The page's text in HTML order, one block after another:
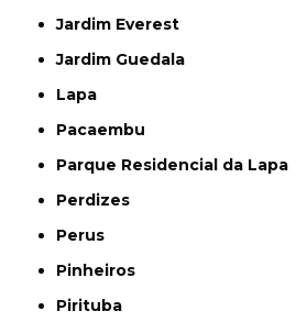
Jardim Everest
Jardim Guedala
Lapa
Pacaembu
Parque Residencial da Lapa
Perdizes
Perus
Pinheiros
Pirituba